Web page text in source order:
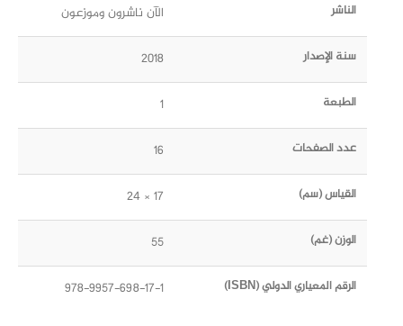
الناشر الآن ناشرون وموزعون
سنة الإصدار 2018
الطبعة 1
عدد الصفحات 16
القياس (سم) 17 × 24
الوزن (غم) 55
الرقم المعياري الدولي (ISBN) 978-9957-698-17-1